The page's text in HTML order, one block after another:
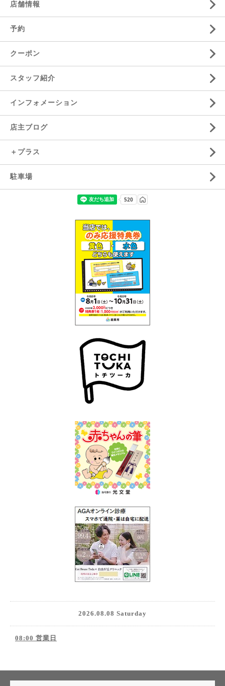
店舗情報
予約
クーポン
スタッフ紹介
インフォメーション
店主ブログ
＋プラス
駐車場
2026.08.08 Saturday
08:00 営業日